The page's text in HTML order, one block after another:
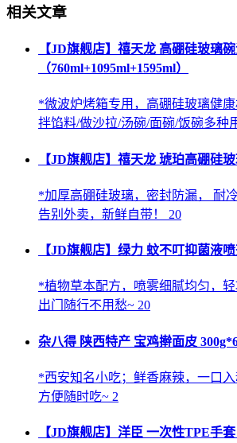
相关文章
【JD旗舰店】禧天龙 高硼硅玻璃
（760ml+1095ml+1595ml）
*微波炉烤箱专用，高硼硅玻璃健康
拌馅料/做沙拉/汤碗/面碗/饭碗多种
【JD旗舰店】禧天龙 琥珀高硼硅
*加厚高硼硅玻璃，密封防漏， 耐
告别外卖，新鲜自带！ 20
【JD旗舰店】绿力 蚊不叮抑菌液
*植物草本配方，喷雾细腻均匀，轻
出门随行不用愁~ 20
杂八得 陕西特产 宝鸡擀面皮
*西安知名小吃；鲜香麻辣，一口
方便随时吃~ 2
【JD旗舰店】洋臣 一次性TPE手